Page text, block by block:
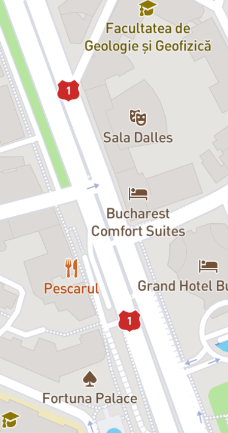
Într-un conflict continuu cu sine și cu cei din jur, Dinu este un
adolescent care, după un incident tragic, începe să conștientizeze
realitatea brutală a vieții sale. Închisoarea, ca o lecție dură, devine
catalizatorul unei schimbări interioare profunde. Spectacolul
alternează momente de dialog intens cu scene muzicale care
adâncesc tema și creează o atmosferă electrică. Cu o scenografie
inovatoare și o simbioză perfectă între teatru și muzică, piesa oferă
o experiență unică și captivantă pentru public.
„E vina ta!”
explorează teme precum iubirea imposibilă, căutarea
fericirii în mijlocul haosului și lupta pentru a înfrunta trecutul. Piesa
scrisă de Tomi Cristin și regizată de el însuși, este o poveste despre
descoperirea sinelui și despre schimbarea interioară a unui tânăr
care învață să își asume responsabilitatea pentru propriile acțiuni.
Mesajul piesei:
„Am scris piesaE vina ta!ca o poveste despre dragoste, o dragoste
care, cu cât pare mai imposibilă, cu atât devine mai interesantă.
Uneori, ne zbatem, ne luptăm cu duhuri neștiute, ne pierdem în
gânduri negative și acțiuni agresive și nu ne dăm seama că ceea ce
căutăm e chiar lângă noi. Întrebarea este: de ce uneori avem totul,
dar nu ne dăm seama? Invit spectatorii să descopere răspunsurile.”
– Tomi Cristin
Durată: 90 de minute
Teatrul Național București
Distribuție:
Dinu: Silviu Mircescu
Iasmin:
Monica Davidescu
Domnul Lucian:
Andrei Duban
Fisto:Marcelo-S Cobzariu
Sebi:
Eduard Adam
Vera:
Părintele:Tomi Cristin
O voce din sală: Marius Bodochi
O altă voce din sală: Tania Popa
Detalii eveniment:
Spectacolul face parte din cadrulProgramului „Uși deschise